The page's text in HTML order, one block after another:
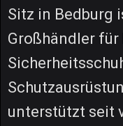
Sitz in Bedburg
Großhändler
unterstützt seit